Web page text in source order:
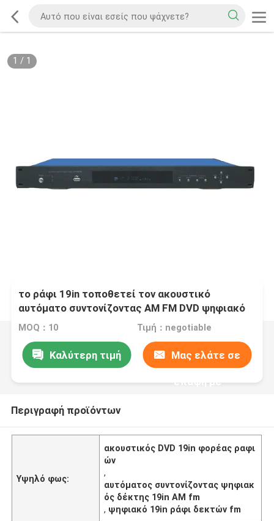
1 / 1
το ράφι 19in τοποθετεί τον ακουστικό
αυτόματο συντονίζοντας AM FM DVD ψηφιακό
δέκτη φορέων
MOQ：10 Τιμή：negotiable
Καλύτερη τιμή Μας ελάτε σε
επαφή με
Περιγραφή προϊόντων
Υψηλό φως:
ακουστικός DVD 19in φορέας ραφι
ών
,
αυτόματος συντονίζοντας ψηφιακ
ός δέκτης 19in AM fm
, ψηφιακό 19in ράφι δεκτών fm